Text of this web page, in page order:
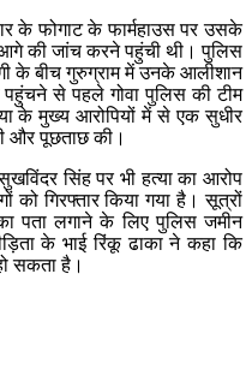
के फोगाट के फार्महाउस पर उसके
की जांच करने पहुंची थी। पुलिस
के बीच गुरुग्राम में उनके आलीशान
पहुंचने से पहले गोवा पुलिस की टीम
के मुख्य आरोपियों में से एक सुधीर
और पूछताछ की।
सिंह पर भी हत्या का आरोप
को गिरफ्तार किया गया है। सूत्रों
पता लगाने के लिए पुलिस जमीन
के भाई रिंकू ढाका ने कहा कि
सकता है।